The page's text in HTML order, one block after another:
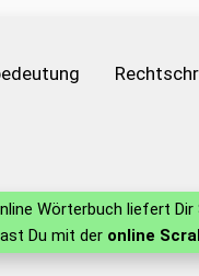
Wörterbuch liefert
Du mit der online